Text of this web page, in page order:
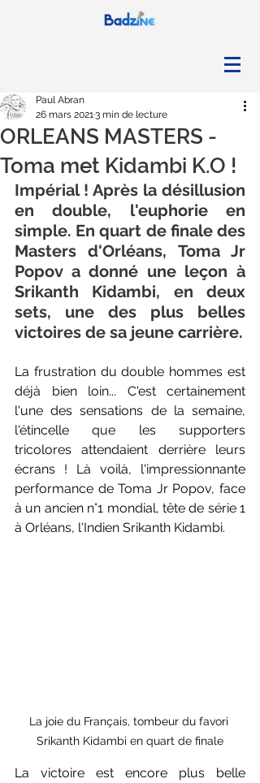
ORLEANS MASTERS -
Toma met Kidambi K.O !
Paul Abran
26 mars 20213 min de lecture
Impérial ! Après la désillusion
en double, l'euphorie en
simple. En quart de finale des
Masters d'Orléans, Toma Jr
Popov a donné une leçon à
Srikanth Kidambi, en deux
sets, une des plus belles
La frustration du double hommes est
déjà bien loin... C'est certainement
l'une des sensations de la semaine,
l'étincelle que les supporters
tricolores attendaient derrière leurs
écrans ! Là voilà, l'impressionnante
performance de Toma Jr Popov, face
à un ancien n°1 mondial, tête de série 1
à Orléans, l'Indien Srikanth Kidambi.
La joie du Français, tombeur du favori
Srikanth Kidambi en quart de finale
La victoire est encore plus belle